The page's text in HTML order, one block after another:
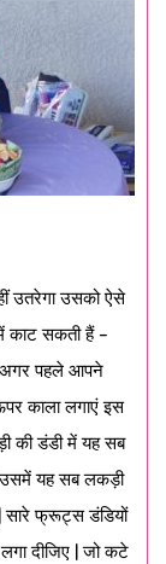
उतरेगा उसको ऐसे
काट सकती हैं –
अगर पहले आपने
काला लगाएं इस
की डंडी में यह सब
उसमें यह सब लकड़ी
सारे फ्रूट्स डंडियों
दीजिए | जो कटे